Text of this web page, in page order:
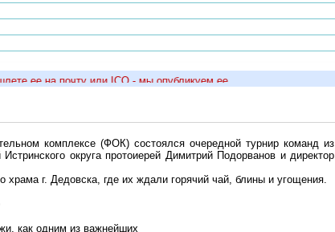
ее на почту или ICQ - мы опубликуем ее на сайте!
комплексе (ФОК) состоялся очередной турнир команд из
округа протоиерей Димитрий Подорванов и директор
г. Дедовска, где их ждали горячий чай, блины и угощения.